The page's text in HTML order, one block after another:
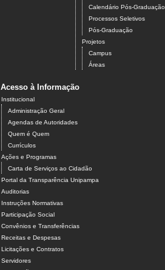
Calendário Pós-Graduação
Processos Seletivos
Pós-Graduação
Projetos
Campus
Áreas
Acesso à Informação
Institucional
Administração Geral
Agendas de Autoridades
Quem é Quem
Currículos
Ações e Programas
Carta de Serviços ao Cidadão
Portal da Transparência Unipampa
Auditorias
Instruções Normativas
Participação Social
Convênios e Transferências
Receitas e Despesas
Licitações e Contratos
Servidores